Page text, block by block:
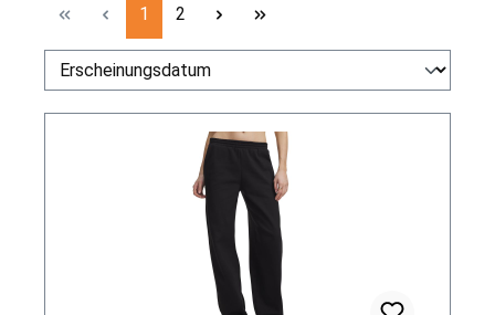
Seite
1 Seite
2